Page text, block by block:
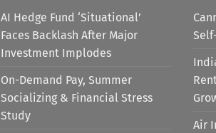
AI Hedge Fund ‘Situational’
Faces Backlash After Major
Investment Implodes
On-Demand Pay, Summer
Socializing & Financial Stress
Study
Air